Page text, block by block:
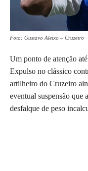
Foto: Gustavo Aleixo – Cruzeiro
Um ponto de atenção
Expulso no clássico
artilheiro do Cruzeiro
eventual suspensão que
desfalque de peso